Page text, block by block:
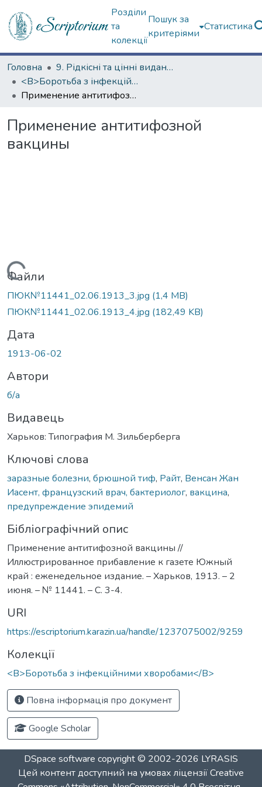
Розділи
та
колекції
Пошук за
критеріями
Статистика
Головна
9. Рідкісні та цінні видання
<B>Боротьба з інфекційними хворобами</B>
Применение антитифозной вакцины
Применение антитифозной
вакцины
Вантажиться...
Файли
ПЮК№11441_02.06.1913_3.jpg (1,4 MB)
ПЮК№11441_02.06.1913_4.jpg (182,49 KB)
Дата
1913-06-02
Автори
б/а
Видавець
Харьков: Типография М. Зильберберга
Ключові слова
заразные болезни, брюшной тиф, Райт, Венсан Жан
Иасент, французский врач, бактериолог, вакцина,
предупреждение эпидемий
Бібліографічний опис
Применение антитифозной вакцины //
Иллюстрированное прибавление к газете Южный
край : еженедельное издание. – Харьков, 1913. – 2
июня. – № 11441. – С. 3-4.
URI
https://escriptorium.karazin.ua/handle/1237075002/9259
Колекції
<B>Боротьба з інфекційними хворобами</B>
Повна інформація про документ
Google Scholar
DSpace software copyright © 2002-2026 LYRASIS
Цей контент доступний на умовах ліцензіїCreative